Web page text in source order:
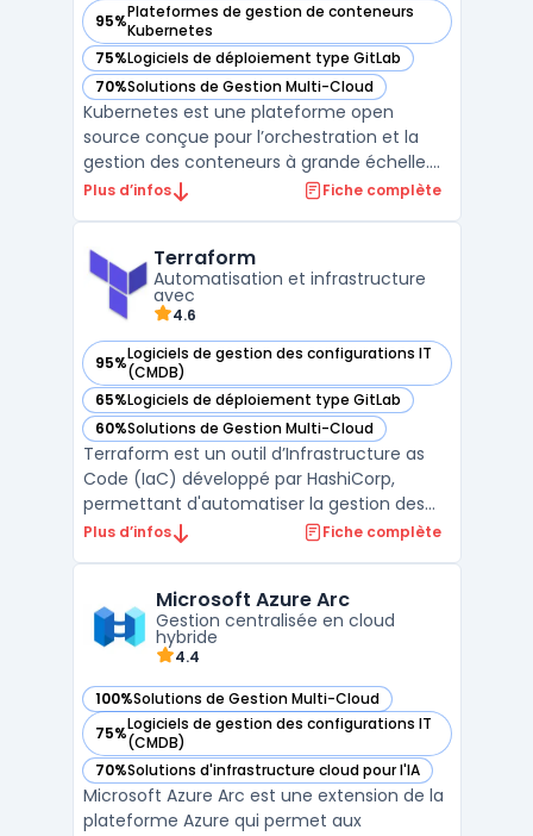
95%Plateformes de gestion de conteneurs
Kubernetes
— voir Kubernetes dans cette catégorie
75%Logiciels de déploiement type GitLab
— voir Kubernetes dans cette catégorie
70%Solutions de Gestion Multi-Cloud
— voir Kubernetes dans cette catégorie
Kubernetes est une plateforme open
source conçue pour l’orchestration et la
gestion des conteneurs à grande échelle.
Elle permet de déployer, gérer, mettre à
cloud ou sur des infrastructures on-
premise. Grâce à son archi ...
Plus d’infos Fiche complète
Terraform
Automatisation et infrastructure
avec
4.6
95%Logiciels de gestion des configurations IT
(CMDB)
— voir Terraform dans cette catégorie
65%Logiciels de déploiement type GitLab
— voir Terraform dans cette catégorie
60%Solutions de Gestion Multi-Cloud
— voir Terraform dans cette catégorie
Terraform est un outil d’Infrastructure as
Code (IaC) développé par HashiCorp,
permettant d'automatiser la gestion des
infrastructures informatiques. Grâce à une
infrastructure, et l'orchestration cloud à
grande échelle.Compatible av ...
Plus d’infos Fiche complète
Microsoft Azure Arc
Gestion centralisée en cloud
hybride
4.4
100%Solutions de Gestion Multi-Cloud
— voir Microsoft Azure Arc dans cette catégorie
75%Logiciels de gestion des configurations IT
(CMDB)
— voir Microsoft Azure Arc dans cette catégorie
70%Solutions d'infrastructure cloud pour l'IA
— voir Microsoft Azure Arc dans cette catégorie
Microsoft Azure Arc est une extension de la
plateforme Azure qui permet aux